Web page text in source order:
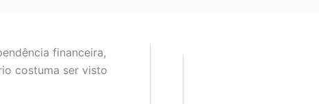
financeira,
costuma ser visto